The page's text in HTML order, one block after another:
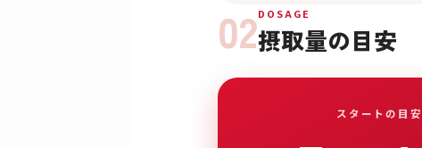
02DOSAGE
摂取量の目安
スタートの目